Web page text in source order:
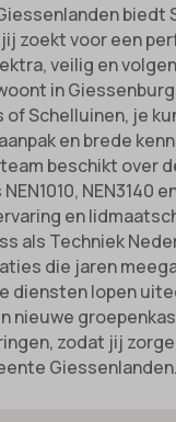
biedt
zoekt voor een
veilig en
in
of Schelluinen, je
en brede
beschikt over
NEN3140
en
als Techniek
die jaren
diensten lopen
nieuwe
zodat jij
Giessenlanden.